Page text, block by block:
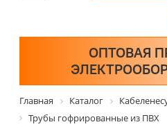
ОПТОВАЯ
Главная Каталог
Трубы гофрированные из ПВХ